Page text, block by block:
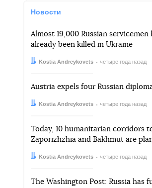
Новости
Almost 19,000 Russian servicemen
already been killed in Ukraine
Автор:Kostia Andreykovets
Дата: четыре года назад
Austria expels four Russian
Автор:Kostia Andreykovets
Дата: четыре года назад
Today, 10 humanitarian corridors
Zaporizhzhia and Bakhmut are
Автор:Kostia Andreykovets
Дата: четыре года назад
The Washington Post: Russia has